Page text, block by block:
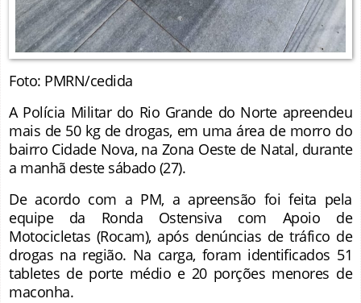
Foto: PMRN/cedida
A Polícia Militar do Rio Grande do Norte apreendeu
mais de 50 kg de drogas, em uma área de morro do
bairro Cidade Nova, na Zona Oeste de Natal, durante
a manhã deste sábado (27).
De acordo com a PM, a apreensão foi feita pela
equipe da Ronda Ostensiva com Apoio de
Motocicletas (Rocam), após denúncias de tráfico de
drogas na região. Na carga, foram identificados 51
tabletes de porte médio e 20 porções menores de
maconha.